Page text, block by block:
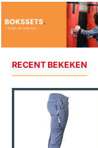
RECENT BEKEKEN